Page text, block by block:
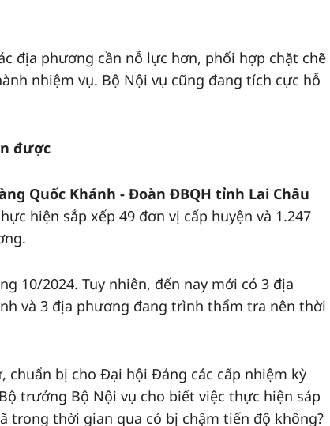
địa phương cần nỗ lực hơn, phối hợp chặt chẽ
nhiệm vụ. Bộ Nội vụ cũng đang tích cực hỗ
được
Quốc Khánh - Đoàn ĐBQH tỉnh Lai Châu
hiện sắp xếp 49 đơn vị cấp huyện và 1.247
10/2024. Tuy nhiên, đến nay mới có 3 địa
và 3 địa phương đang trình thẩm tra nên thời
bị cho Đại hội Đảng các cấp nhiệm kỳ
trưởng Bộ Nội vụ cho biết việc thực hiện sáp
trong thời gian qua có bị chậm tiến độ không?